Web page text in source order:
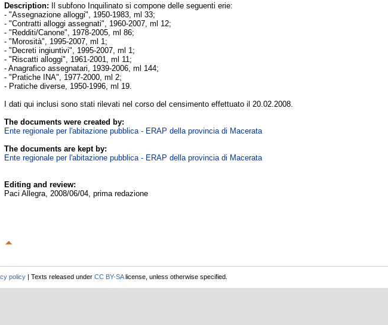
Description: Il subfono Inquilinato si compone delle seguenti erie:
- "Assegnazione alloggi", 1950-1983, ml 33;
- "Contratti alloggi assegnati", 1960-2007, ml 12;
- "Redditi/Canone", 1978-2005, ml 86;
- "Morosità", 1995-2007, ml 1;
- "Decreti ingiuntivi", 1995-2007, ml 1;
- "Riscatti alloggi", 1961-2001, ml 11;
- Anagrafico assegnatari, 1939-2006, ml 144;
- "Pratiche INA", 1977-2000, ml 2;
- Pratiche diverse, 1950-1996, ml 19.
I dati qui inclusi sono stati rilevati nel corso del censimento effettuato il 20.02.2008.
The documents were created by:
Ente regionale per l'abitazione pubblica - ERAP della provincia di Macerata
The documents are kept by:
Ente regionale per l'abitazione pubblica - ERAP della provincia di Macerata
Editing and review:
Paci Allegra, 2008/06/04, prima redazione
policy | Texts released under CC BY-SAlicense, unless otherwise specified.